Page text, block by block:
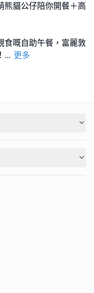
熊貓公仔陪你開餐＋高
食嘅自助午餐，富麗敦
... 更多